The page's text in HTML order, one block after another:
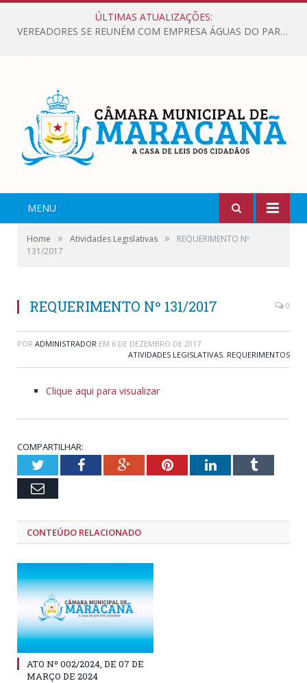
ÚLTIMAS ATUALIZAÇÕES:
VEREADORES SE REUNÉM COM EMPRESA ÁGUAS DO PARÁ, PARA APRESENTAR REIVINDICAÇÕES E MELHORIAS NA QUALIDADE DOS SERVIÇOS OFERECIDOS Á POPULAÇÃO.
MENU
Home » Atividades Legislativas »
REQUERIMENTO Nº
131/2017
REQUERIMENTO Nº 131/2017 0
POR ADMINISTRADOR EM 6 DE DEZEMBRO DE 2017
ATIVIDADES LEGISLATIVAS, REQUERIMENTOS
Clique aqui para visualizar
COMPARTILHAR:
TwitterFacebookGoogle+PinterestLinkedInTumblr
Email
CONTEÚDO RELACIONADO
ATO Nº 002/2024, DE 07 DE
MARÇO DE 2024